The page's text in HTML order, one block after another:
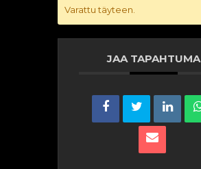
Varattu täyteen.
JAA TAPAHTUMA